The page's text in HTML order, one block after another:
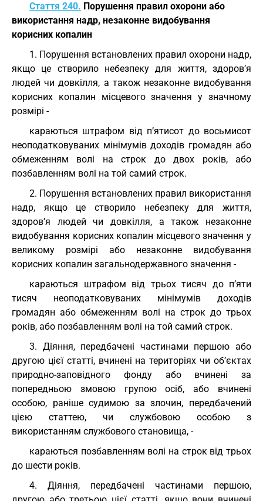
Стаття 240. Порушення правил охорони або
використання надр, незаконне видобування
корисних копалин
1. Порушення встановлених правил охорони надр,
якщо це створило небезпеку для життя, здоров’я
людей чи довкілля, а також незаконне видобування
корисних копалин місцевого значення у значному
розмірі -
караються штрафом від п’ятисот до восьмисот
неоподатковуваних мінімумів доходів громадян або
обмеженням волі на строк до двох років, або
позбавленням волі на той самий строк.
2. Порушення встановлених правил використання
надр, якщо це створило небезпеку для життя,
здоров’я людей чи довкілля, а також незаконне
видобування корисних копалин місцевого значення у
великому розмірі або незаконне видобування
корисних копалин загальнодержавного значення -
караються штрафом від трьох тисяч до п’яти
тисяч неоподатковуваних мінімумів доходів
громадян або обмеженням волі на строк до трьох
років, або позбавленням волі на той самий строк.
3. Діяння, передбачені частинами першою або
другою цієї статті, вчинені на територіях чи об’єктах
природно-заповідного фонду або вчинені за
попередньою змовою групою осіб, або вчинені
особою, раніше судимою за злочин, передбачений
цією статтею, чи службовою особою з
використанням службового становища, -
караються позбавленням волі на строк від трьох
до шести років.
4. Діяння, передбачені частинами першою,